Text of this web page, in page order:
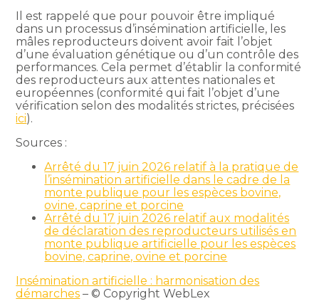
Il est rappelé que pour pouvoir être impliqué
dans un processus d’insémination artificielle, les
mâles reproducteurs doivent avoir fait l’objet
d’une évaluation génétique ou d’un contrôle des
performances. Cela permet d’établir la conformité
des reproducteurs aux attentes nationales et
européennes (conformité qui fait l’objet d’une
vérification selon des modalités strictes, précisées
ici).
Sources :
Arrêté du 17 juin 2026 relatif à la pratique de
l’insémination artificielle dans le cadre de la
monte publique pour les espèces bovine,
ovine, caprine et porcine
Arrêté du 17 juin 2026 relatif aux modalités
de déclaration des reproducteurs utilisés en
monte publique artificielle pour les espèces
bovine, caprine, ovine et porcine
Insémination artificielle : harmonisation des
démarches – © Copyright WebLex